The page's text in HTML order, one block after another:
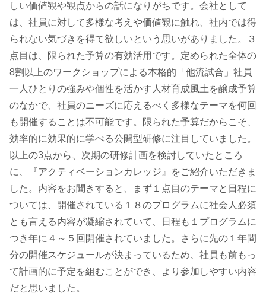
しい価値観や観点からの話になりがちです。会社として
は、社員に対して多様な考えや価値観に触れ、社内では得
られない気づきを得て欲しいという思いがありました。３
点目は、限られた予算の有効活用です。定められた全体の
8割以上のワークショップによる本格的「他流試合」社員
一人ひとりの強みや個性を活かす人材育成風土を醸成予算
のなかで、社員のニーズに応えるべく多様なテーマを何回
も開催することは不可能です。限られた予算だからこそ、
効率的に効果的に学べる公開型研修に注目していました。
以上の3点から、次期の研修計画を検討していたところ
に、『アクティベーションカレッジ』をご紹介いただきま
した。内容をお聞きすると、まず１点目のテーマと日程に
ついては、開催されている１８のプログラムに社会人必須
とも言える内容が凝縮されていて、日程も１プログラムに
つき年に４～５回開催されていました。さらに先の１年間
分の開催スケジュールが決まっているため、社員も前もっ
て計画的に予定を組むことができ、より参加しやすい内容
だと思いました。